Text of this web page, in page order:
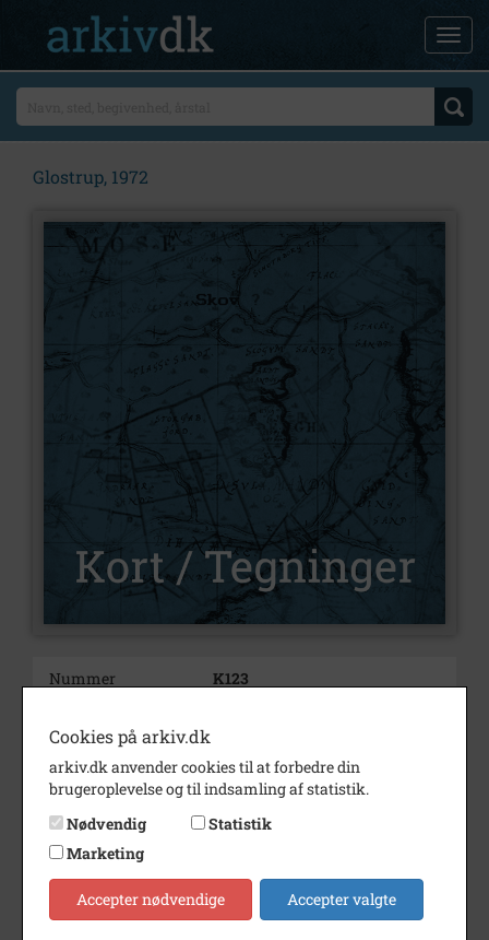
Glostrup, 1972
Nummer
K123
Beskrivelse
Glostrup Kommune
Oversigtskort vedr. Glostrup
1972
Bemærkning
Vejnavnehenvisninger
vedhæftet
Cookies på arkiv.dk
arkiv.dk anvender cookies til at forbedre din
brugeroplevelse og til indsamling af statistik.
Nødvendig
Statistik
Marketing
Accepter nødvendige Accepter valgte